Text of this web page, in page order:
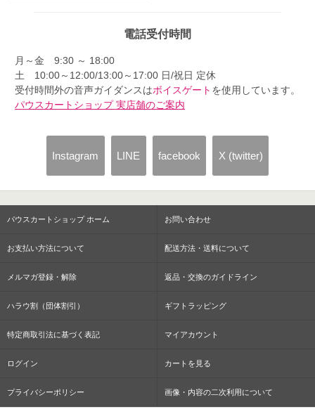
電話受付時間
月～金 9:30 ～ 18:00
土 10:00～12:00/13:00～17:00 日/祝日 定休
受付時間外の音声ガイダンスはボイスゲート を使用しています。
パウスカートショップ 実店舗のご案内
Instagram LINE facebook X (twitter)
パウスカートショップ ホーム お問い合わせ
お支払い方法について 配送方法・送料について
メルマガ登録・解除 返品・交換のガイドライン
ハラウ割（団体割引） ギフトラッピング
特定商取引法に基づく表記 マイアカウント
ログイン カートを見る
プライバシーポリシー 画像・内容の二次利用について